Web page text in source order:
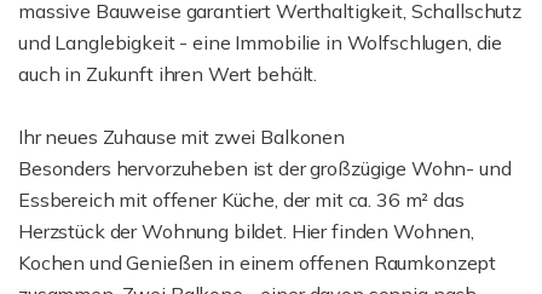
massive Bauweise garantiert Werthaltigkeit, Schallschutz
und Langlebigkeit - eine Immobilie in Wolfschlugen, die
auch in Zukunft ihren Wert behält.
Ihr neues Zuhause mit zwei Balkonen
Besonders hervorzuheben ist der großzügige Wohn- und
Essbereich mit offener Küche, der mit ca. 36 m² das
Herzstück der Wohnung bildet. Hier finden Wohnen,
Kochen und Genießen in einem offenen Raumkonzept